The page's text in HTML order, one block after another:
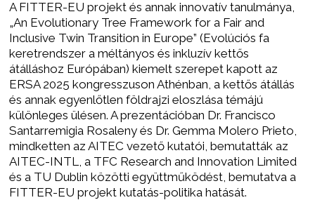
A FITTER-EU projekt és annak innovatív tanulmánya,
„An Evolutionary Tree Framework for a Fair and
Inclusive Twin Transition in Europe” (Evolúciós fa
keretrendszer a méltányos és inkluzív kettős
átálláshoz Európában) kiemelt szerepet kapott az
ERSA 2025 kongresszuson Athénban, a kettős átállás
és annak egyenlőtlen földrajzi eloszlása témájú
különleges ülésen. A prezentációban Dr. Francisco
Santarremigia Rosaleny és Dr. Gemma Molero Prieto,
mindketten az AITEC vezető kutatói, bemutatták az
AITEC-INTL, a TFC Research and Innovation Limited
és a TU Dublin közötti együttműködést, bemutatva a
FITTER-EU projekt kutatás-politika hatását.